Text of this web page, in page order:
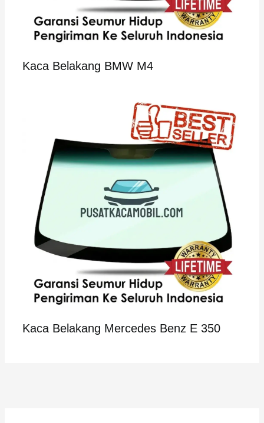
Kaca Belakang BMW M4
Kaca Belakang Mercedes Benz E 350